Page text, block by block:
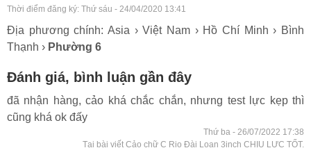
Thời điểm đăng ký: Thứ sáu - 24/04/2020 13:41
Địa phương chính: Asia › Việt Nam › Hồ Chí Minh › Bình
Thạnh › Phường 6
Đánh giá, bình luận gần đây
đã nhận hàng, cảo khá chắc chắn, nhưng test lực kẹp thì
cũng khá ok đấy
Thứ ba - 26/07/2022 17:38
Tại bài viết Cảo chữ C Rio Đài Loan 3inch CHỊU LỰC TỐT.